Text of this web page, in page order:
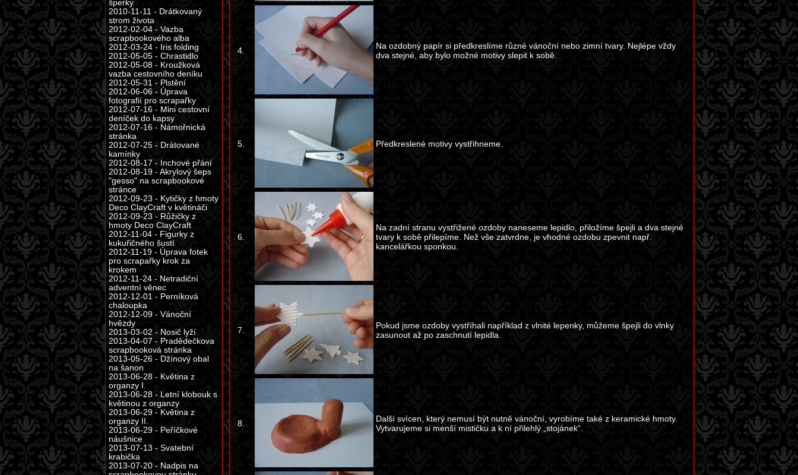
4.
Na ozdobný papír si předkreslíme různé vánoční nebo zimní tvary. Nejlépe vždy
dva stejné, aby bylo možné motivy slepit k sobě.
5. Předkreslené motivy vystřihneme.
6.
Na zadní stranu vystřižené ozdoby naneseme lepidlo, přiložíme špejli a dva stejné
tvary k sobě přilepíme. Než vše zatvrdne, je vhodné ozdobu zpevnit např.
kancelářkou sponkou.
7.
Pokud jsme ozdoby vystříhali například z vlnité lepenky, můžeme špejli do vlnky
zasunout až po zaschnutí lepidla.
8.
Další svícen, který nemusí být nutně vánoční, vyrobíme také z keramické hmoty.
Vytvarujeme si menší mističku a k ní přilehlý „stojánek“.
šperky
2010-11-11 - Drátkovaný
strom života
2012-02-04 - Vazba
scrapbookového alba
2012-03-24 - Iris folding
2012-05-05 - Chrastidlo
2012-05-08 - Kroužková
vazba cestovního deníku
2012-05-31 - Plstění
2012-06-06 - Úprava
fotografií pro scrapařky
2012-07-16 - Mini cestovní
deníček do kapsy
2012-07-16 - Námořnická
stránka
2012-07-25 - Drátované
kamínky
2012-08-17 - Inchové přání
2012-08-19 - Akrylový šeps
"gesso" na scrapbookové
stránce
2012-09-23 - Kytičky z hmoty
Deco ClayCraft v květináči
2012-09-23 - Růžičky z
hmoty Deco ClayCraft
2012-11-04 - Figurky z
kukuřičného šustí
2012-11-19 - Úprava fotek
pro scrapařky krok za
krokem
2012-11-24 - Netradiční
adventní věnec
2012-12-01 - Perníková
chaloupka
2012-12-09 - Vánoční
hvězdy
2013-03-02 - Nosič lyží
2013-04-07 - Pradědečkova
scrapbooková stránka
2013-05-26 - Džínový obal
na šanon
2013-06-28 - Květina z
organzy I.
2013-06-28 - Letní klobouk s
květinou z organzy
2013-06-29 - Květina z
organzy II.
2013-06-29 - Peříčkové
náušnice
2013-07-13 - Svatební
krabička
2013-07-20 - Nadpis na